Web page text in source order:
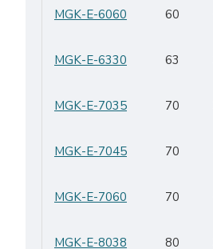
MGK-E-6060 60
MGK-E-6330 63
MGK-E-7035 70
MGK-E-7045 70
MGK-E-7060 70
MGK-E-8038 80